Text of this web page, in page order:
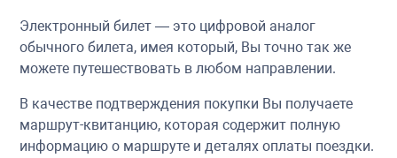
Электронный билет — это цифровой аналог
обычного билета, имея который, Вы точно так же
можете путешествовать в любом направлении.
В качестве подтверждения покупки Вы получаете
маршрут-квитанцию, которая содержит полную
информацию о маршруте и деталях оплаты поездки.